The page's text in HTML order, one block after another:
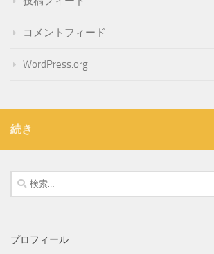
コメントフィード
WordPress.org
続き
検
索:
プロフィール